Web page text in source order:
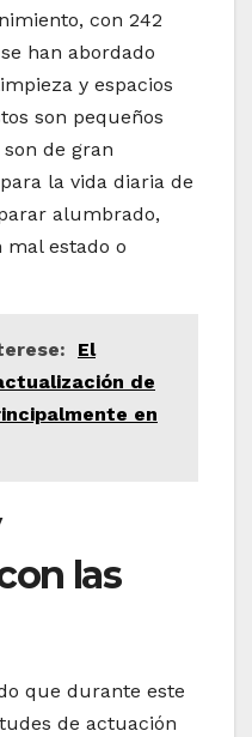
con 242
han abordado
y espacios
son pequeños
de gran
la vida diaria de
alumbrado,
mal estado o
El
de
en
las
que durante este
de actuación